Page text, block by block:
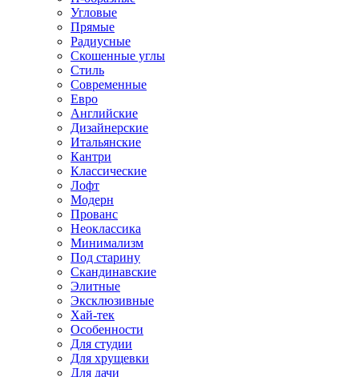
Угловые
Прямые
Радиусные
Скошенные углы
Стиль
Современные
Евро
Английские
Дизайнерские
Итальянские
Кантри
Классические
Лофт
Модерн
Прованс
Неоклассика
Минимализм
Под старину
Скандинавские
Элитные
Эксклюзивные
Хай-тек
Особенности
Для студии
Для хрущевки
Для дачи